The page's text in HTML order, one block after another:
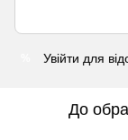
Увійти для
До